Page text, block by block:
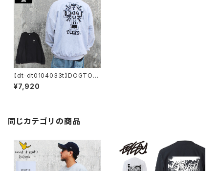
【dt-dt0104033t】DOGTOW
N ドッグタウン TOKYO CREW
SWEAT クルーネック スウェッ
ント かっこいい おしゃれ 人気
¥7,920
同じカテゴリの商品